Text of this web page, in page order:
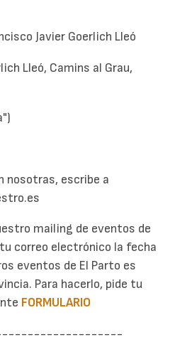
Javier Goerlich Lleó
Lleó, Camins al Grau,
nosotras, escribe a
mailing de eventos de
correo electrónico la fecha
eventos de El Parto es
Para hacerlo, pide tu
FORMULARIO